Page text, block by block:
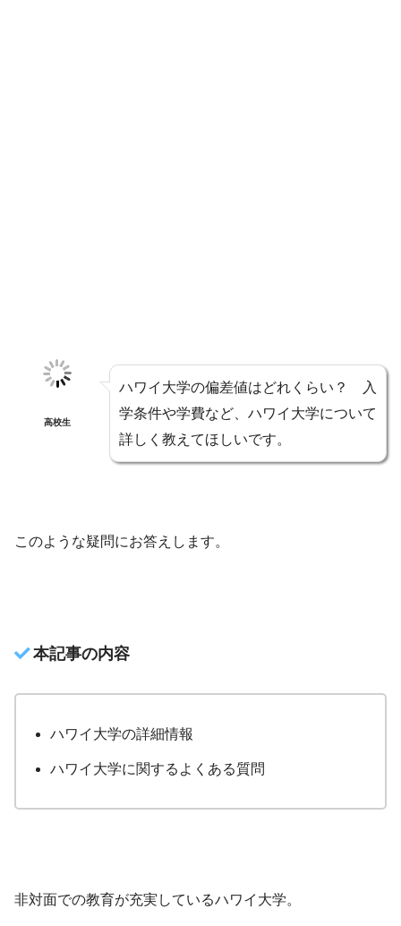
高校生
ハワイ大学の偏差値はどれくらい？ 入
学条件や学費など、ハワイ大学について
詳しく教えてほしいです。
このような疑問にお答えします。
本記事の内容
ハワイ大学の詳細情報
ハワイ大学に関するよくある質問
非対面での教育が充実しているハワイ大学。